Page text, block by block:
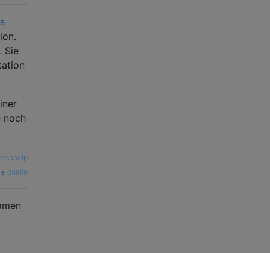
Sie
noch
quelle